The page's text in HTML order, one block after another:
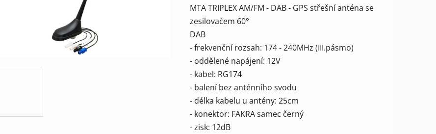
je
0,0
z
5
hvězdiček.
MTA TRIPLEX AM/FM - DAB - GPS střešní anténa se
zesilovačem 60°
DAB
- frekvenční rozsah: 174 - 240MHz (III.pásmo)
- oddělené napájení: 12V
- kabel: RG174
- balení bez anténního svodu
- délka kabelu u antény: 25cm
- konektor: FAKRA samec černý
- zisk: 12dB